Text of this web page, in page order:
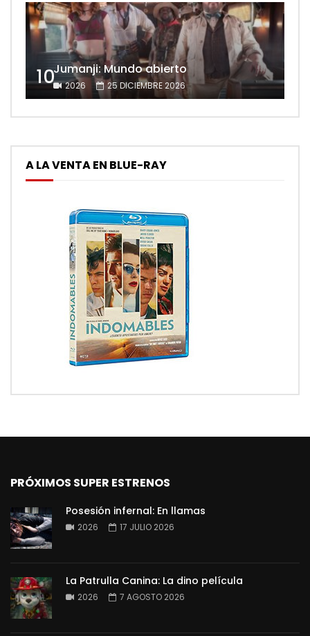
10Jumanji: Mundo abierto
2026 25 DICIEMBRE 2026
A LA VENTA EN BLUE-RAY
PRÓXIMOS SUPER ESTRENOS
Posesión infernal: En llamas
2026 17 JULIO 2026
La Patrulla Canina: La dino película
2026 7 AGOSTO 2026